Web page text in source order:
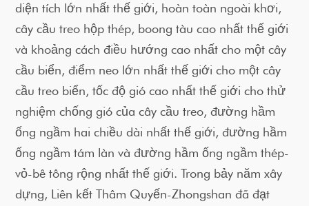
diện tích lớn nhất thế giới, hoàn toàn ngoài khơi,
cây cầu treo hộp thép, boong tàu cao nhất thế giới
và khoảng cách điều hướng cao nhất cho một cây
cầu biển, điểm neo lớn nhất thế giới cho một cây
cầu treo biển, tốc độ gió cao nhất thế giới cho thử
nghiệm chống gió của cây cầu treo, đường hầm
ống ngầm hai chiều dài nhất thế giới, đường hầm
ống ngầm tám làn và đường hầm ống ngầm thép-
vỏ-bê tông rộng nhất thế giới. Trong bảy năm xây
dựng, Liên kết Thâm Quyến-Zhongshan đã đạt